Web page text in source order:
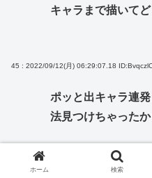
キャラまで描いて
45 : 2022/09/12(月) 06:29:07.18
ポッと出キャラ連
法見つけちゃった
46 : 2022/09/12(月) 06:29:55.16
ホーム 検索